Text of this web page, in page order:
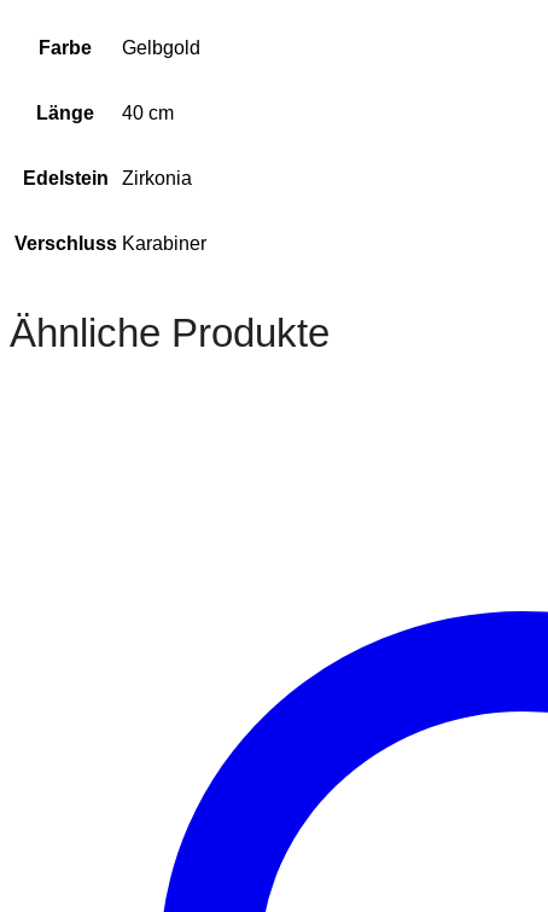
Farbe Gelbgold
Länge 40 cm
Edelstein Zirkonia
Verschluss Karabiner
Ähnliche Produkte